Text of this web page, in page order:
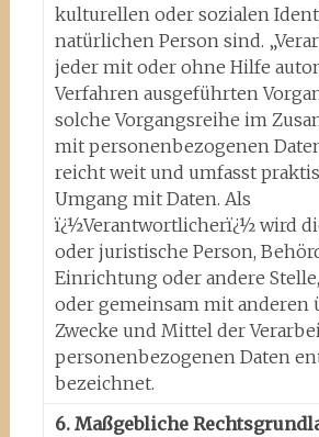
kulturellen oder sozialen
natürlichen Person sind.
jeder mit oder ohne Hilfe
Verfahren ausgeführten
solche Vorgangsreihe im
mit personenbezogenen
reicht weit und umfasst
Umgang mit Daten. Als
ï¿½Verantwortlicherï¿½ wird
oder juristische Person,
Einrichtung oder andere
oder gemeinsam mit anderen
Zwecke und Mittel der
personenbezogenen Daten
bezeichnet.
6. Maßgebliche